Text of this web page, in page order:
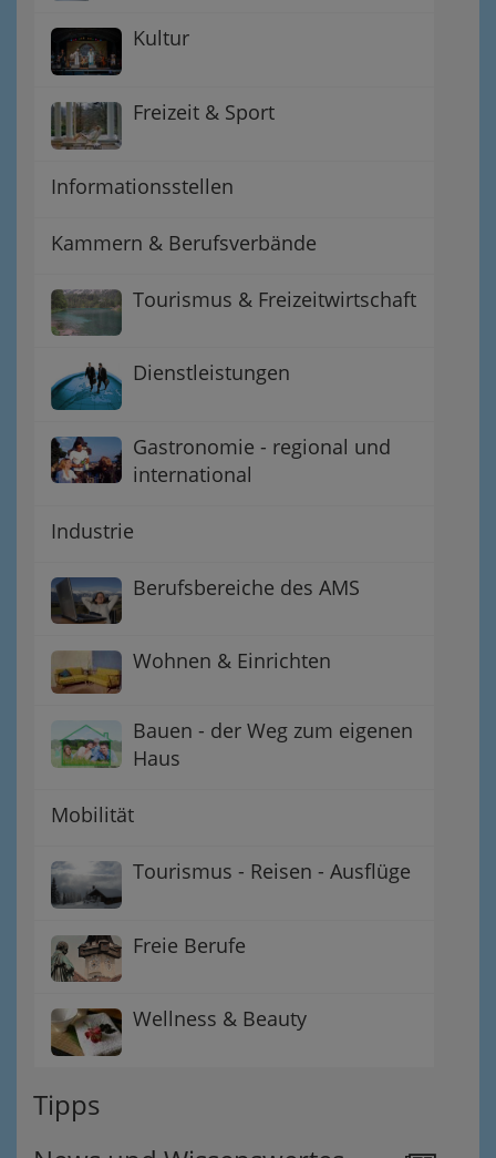
Kultur
Freizeit & Sport
Informationsstellen
Kammern & Berufsverbände
Tourismus & Freizeitwirtschaft
Dienstleistungen
Gastronomie - regional und
international
Industrie
Berufsbereiche des AMS
Wohnen & Einrichten
Bauen - der Weg zum eigenen
Haus
Mobilität
Tourismus - Reisen - Ausflüge
Freie Berufe
Wellness & Beauty
Tipps